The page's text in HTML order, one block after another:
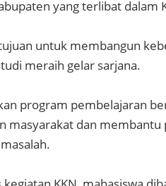
yang terlibat dalam
untuk membangun
meraih gelar sarjana.
program pembelajaran
masyarakat dan